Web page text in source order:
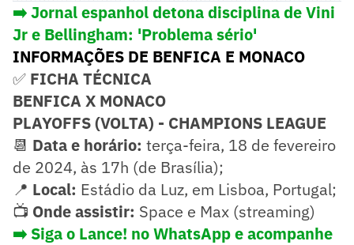
➡️Jornal espanhol detona disciplina de Vini
Jr e Bellingham: 'Problema sério'
INFORMAÇÕES DE BENFICA E MONACO
✅ FICHA TÉCNICA
BENFICA X MONACO
PLAYOFFS (VOLTA) - CHAMPIONS LEAGUE
📆 Data e horário: terça-feira, 18 de fevereiro
de 2024, às 17h (de Brasília);
📍 Local: Estádio da Luz, em Lisboa, Portugal;
📺 Onde assistir: Space e Max (streaming)
➡️ Siga o Lance! no WhatsApp e acompanhe